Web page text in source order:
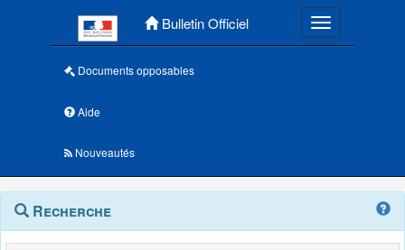
Bulletin Officiel Toggle
Documents opposables
Aide
Nouveautés
Navigation
outils
Menu
contextuel
Recherche